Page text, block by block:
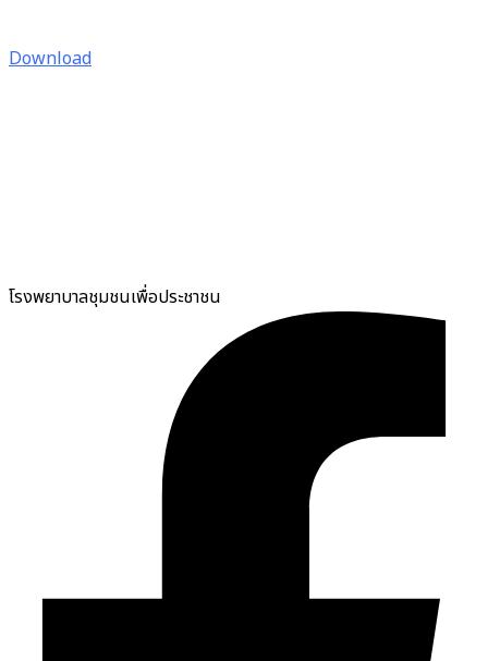
Download
โรงพยาบาลชุมชนเพื่อประชาชน